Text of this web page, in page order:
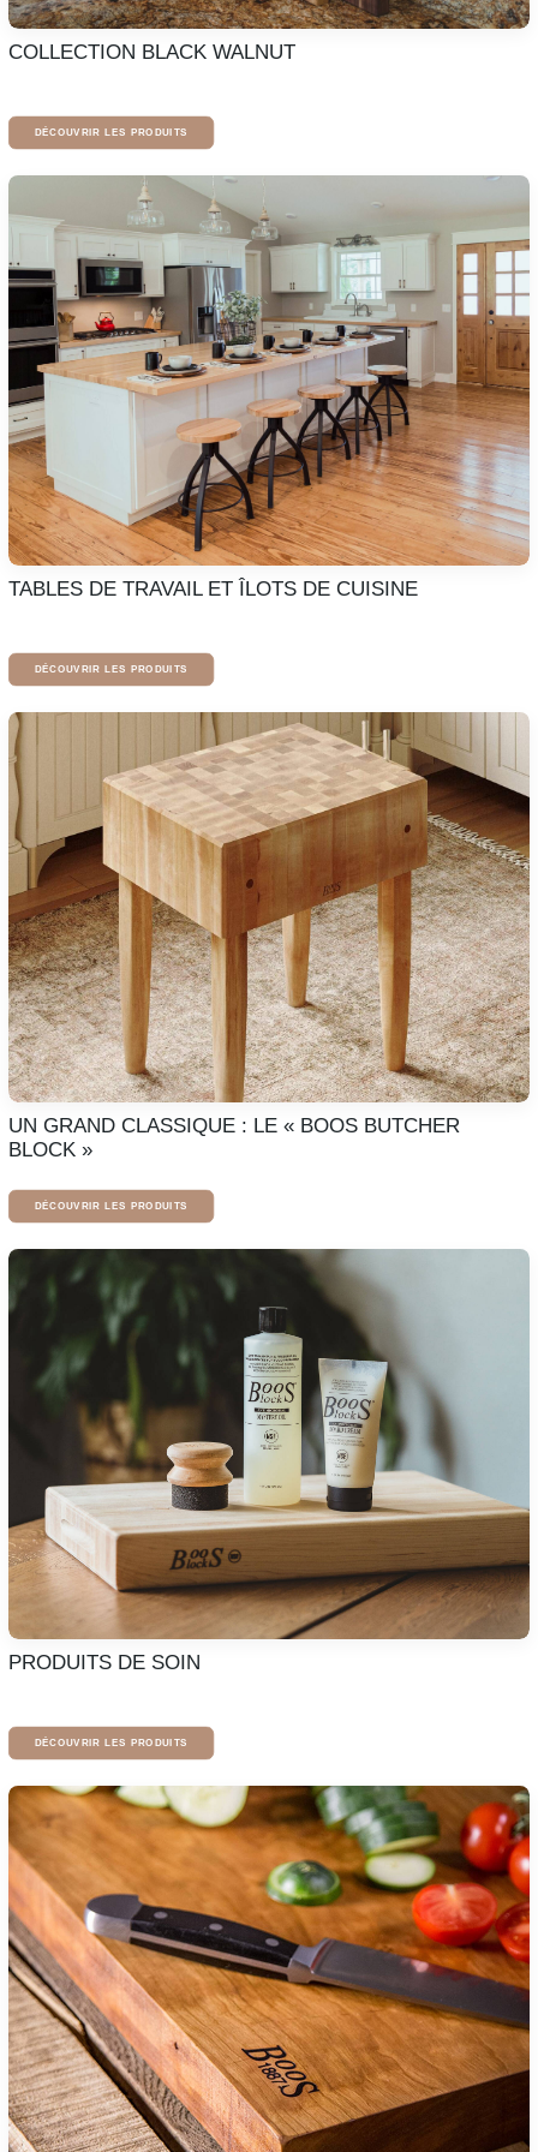
COLLECTION BLACK WALNUT
DÉCOUVRIR LES PRODUITS
TABLES DE TRAVAIL ET ÎLOTS DE CUISINE
DÉCOUVRIR LES PRODUITS
UN GRAND CLASSIQUE : LE « BOOS BUTCHER
BLOCK »
DÉCOUVRIR LES PRODUITS
PRODUITS DE SOIN
DÉCOUVRIR LES PRODUITS